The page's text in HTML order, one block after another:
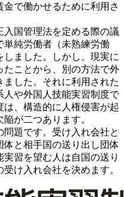
で働かせるために利用さ
国管理法を定める際の議
純労働者（未熟練労働
ました。しかし、現実に
たことから、別の方法で外
した。それに利用された
や外国人技能実習制度で
、構造的に人権侵害が起
が二つあります。
題です。受け入れ会社と
と相手国の送り出し団体
習を望む人は自国の送り
け入れ会社を決めます。